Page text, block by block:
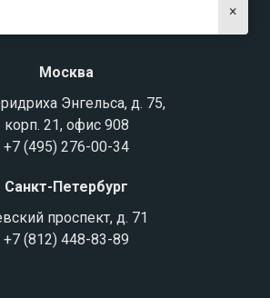
×
Москва
Энгельса, д. 75,
корп. 21, офис 908
+7 (495) 276-00-34
Санкт-Петербург
проспект, д. 71
+7 (812) 448-83-89